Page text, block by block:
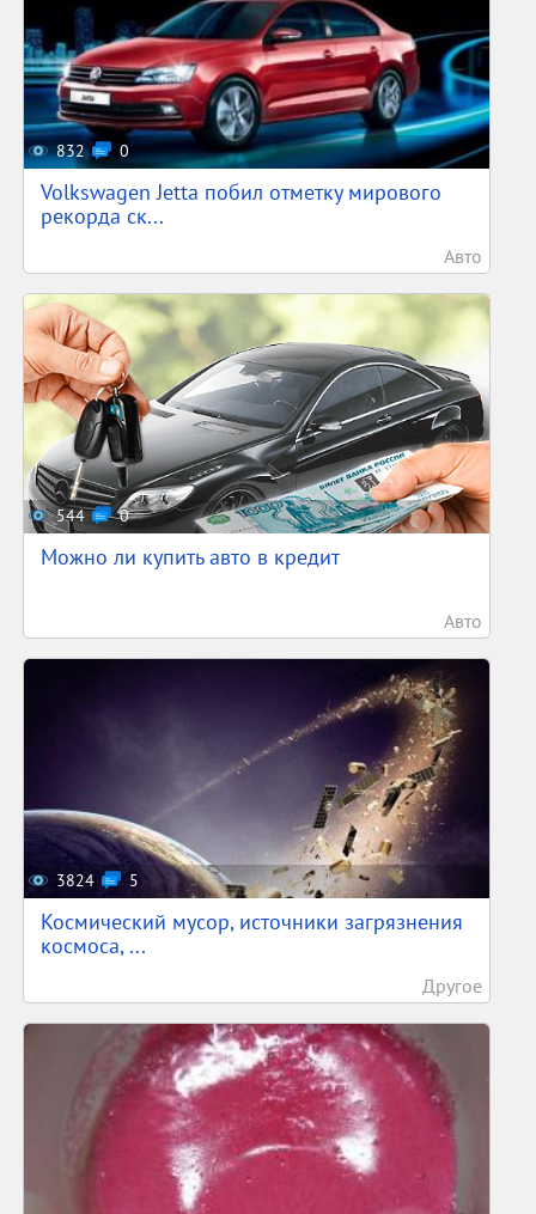
832 0
Volkswagen Jetta побил отметку мирового
рекорда ск...
Авто
544 0
Можно ли купить авто в кредит
Авто
3824 5
Космический мусор, источники загрязнения
космоса, ...
Другое